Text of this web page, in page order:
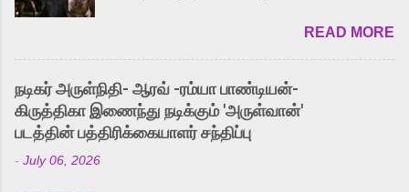
received a lot of love from cult He-Man fans
and offered audiences an exciting glimpse
into the world of Eternia, the recently
released Tamil trailer has also generated
strong excitement among Tamil audiences.
Adding to the growing buzz is the film’s
READ MORE
நடிகர் அருள்நிதி- ஆரவ் -ரம்யா பாண்டியன்-
கிருத்திகா இணைந்து நடிக்கும் 'அருள்வான்'
படத்தின் பத்திரிக்கையாளர் சந்திப்பு
- July 06, 2026